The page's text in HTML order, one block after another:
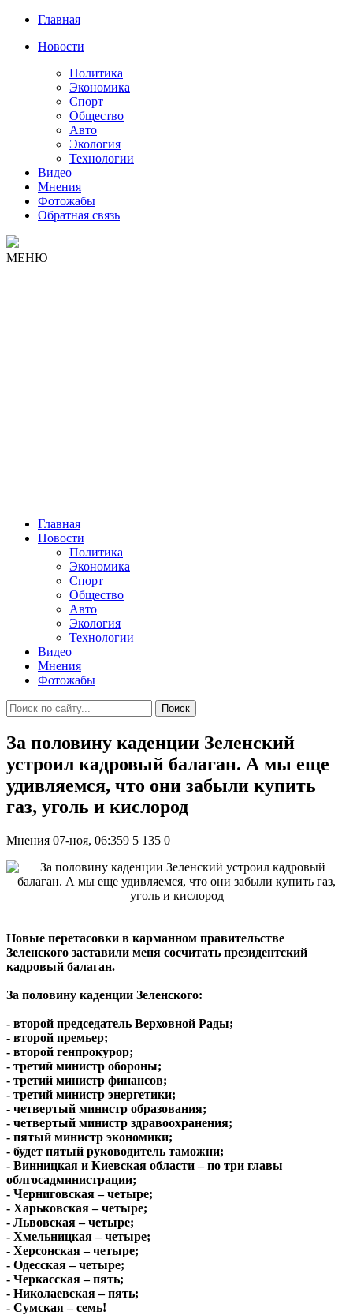
Главная
Новости
Политика
Экономика
Спорт
Общество
Авто
Экология
Технологии
Видео
Мнения
Фотожабы
Обратная связь
МЕНЮ
Главная
Новости
Политика
Экономика
Спорт
Общество
Авто
Экология
Технологии
Видео
Мнения
Фотожабы
Поиск
За половину каденции Зеленский
устроил кадровый балаган. А мы еще
удивляемся, что они забыли купить
газ, уголь и кислород
Мнения 07-ноя, 06:359 5 135 0
Новые перетасовки в карманном правительстве
Зеленского заставили меня сосчитать президентский
кадровый балаган.
За половину каденции Зеленского:
- второй председатель Верховной Рады;
- второй премьер;
- второй генпрокурор;
- третий министр обороны;
- третий министр финансов;
- третий министр энергетики;
- четвертый министр образования;
- четвертый министр здравоохранения;
- пятый министр экономики;
- будет пятый руководитель таможни;
- Винницкая и Киевская области – по три главы
облгосадминистрации;
- Черниговская – четыре;
- Харьковская – четыре;
- Львовская – четыре;
- Хмельницкая – четыре;
- Херсонская – четыре;
- Одесская – четыре;
- Черкасская – пять;
- Николаевская – пять;
- Сумская – семь!